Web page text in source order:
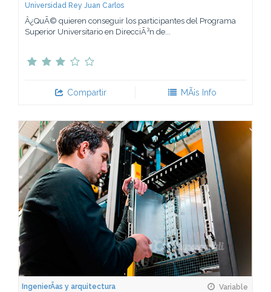
Universidad Rey Juan Carlos
Â¿QuÃ© quieren conseguir los participantes del Programa
Superior Universitario en DirecciÃ³n de...
Compartir MÃ¡s Info
IngenierÃ­as y arquitectura Variable